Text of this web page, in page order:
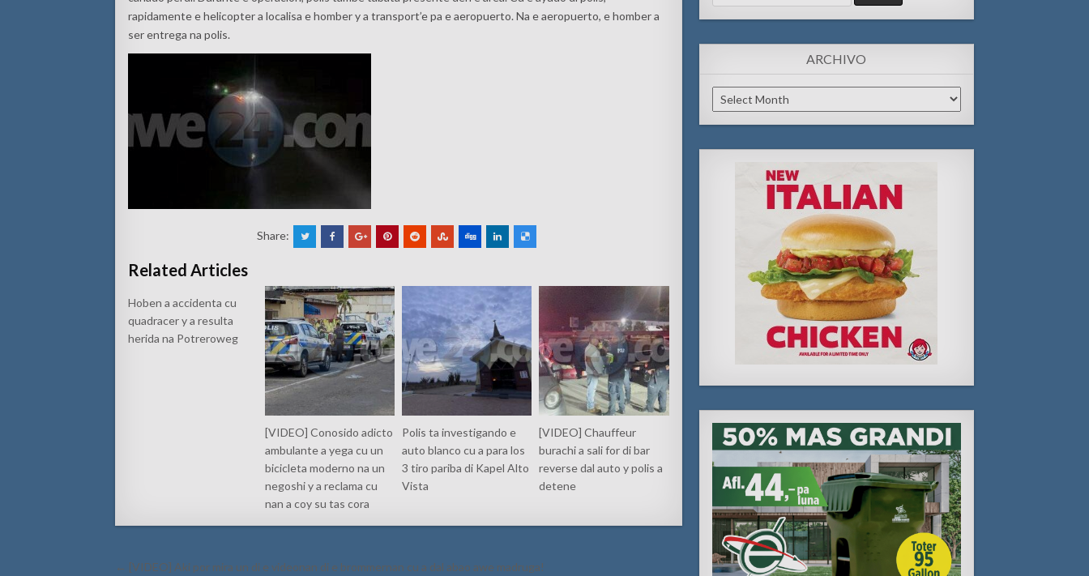
rapidamente e helicopter a localisa e homber y a transport’e pa e aeropuerto. Na e aeropuerto, e homber a
ser entrega na polis.
Share:
Related Articles
Hoben a accidenta cu
quadracer y a resulta
herida na Potreroweg
[VIDEO] Conosido adicto
ambulante a yega cu un
bicicleta moderno na un
negoshi y a reclama cu
nan a coy su tas cora
Polis ta investigando e
auto blanco cu a para los
3 tiro pariba di Kapel Alto
Vista
[VIDEO] Chauffeur
burachi a sali for di bar
reverse dal auto y polis a
detene
Post
← [VIDEO] Aki por mira un di e videonan di e brommernan cu a dal abao awe madruga!
for:
ARCHIVO
Archivo